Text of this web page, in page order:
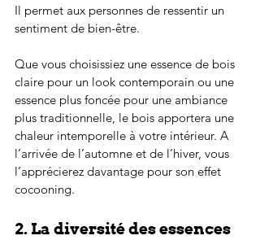
Il permet aux personnes de ressentir un
sentiment de bien-être.
Que vous choisissiez une essence de bois
claire pour un look contemporain ou une
essence plus foncée pour une ambiance
plus traditionnelle, le bois apportera une
chaleur intemporelle à votre intérieur. A
l’arrivée de l’automne et de l’hiver, vous
l’apprécierez davantage pour son effet
cocooning.
2. La diversité des essences